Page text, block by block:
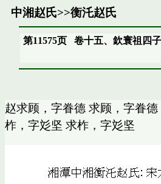
中湘赵氏>>衡汑赵氏
第11575页卷十五、欽寰祖四
赵求顾，字眷德 求顾，字眷
柞，字彣坚 求柞，字彣坚